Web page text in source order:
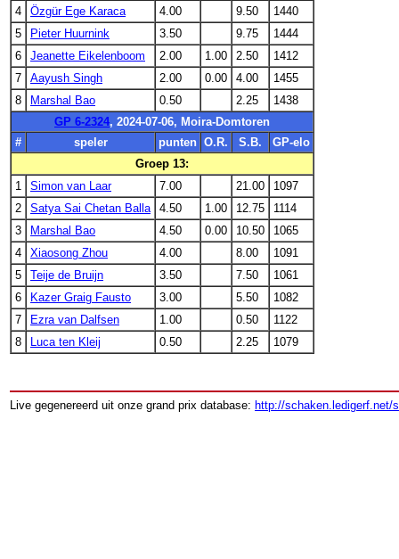
4
Özgür Ege Karaca 4.00 9.50
1440
5
Pieter Huurnink 3.50 9.75
1444
6
Jeanette Eikelenboom 2.00 1.00 2.50
1412
7
Aayush Singh 2.00 0.00 4.00
1455
8
Marshal Bao 0.50 2.25
1438
GP 6-2324, 2024-07-06, Moira-Domtoren
#
speler punten O.R. S.B.
GP-elo
Groep 13:
1
Simon van Laar 7.00 21.00
1097
2
Satya Sai Chetan Balla 4.50 1.00 12.75
1114
3
Marshal Bao 4.50 0.00 10.50
1065
4
Xiaosong Zhou 4.00 8.00
1091
5
Teije de Bruijn 3.50 7.50
1061
6
Kazer Graig Fausto 3.00 5.50
1082
7
Ezra van Dalfsen 1.00 0.50
1122
8
Luca ten Kleij 0.50 2.25 1079
Live gegenereerd uit onze grand prix database: http://schaken.ledigerf.net/